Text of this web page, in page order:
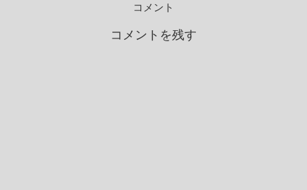
コメント
コメントを残す